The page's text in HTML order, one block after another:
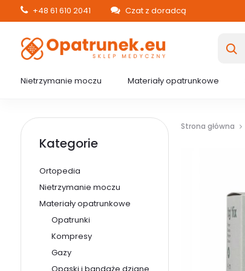
+48 61 610 2041 Czat z doradcą
Nietrzymanie moczu Materiały opatrunkowe
Strona główna
Kategorie
Ortopedia
Nietrzymanie moczu
Materiały opatrunkowe
Opatrunki
Kompresy
Gazy